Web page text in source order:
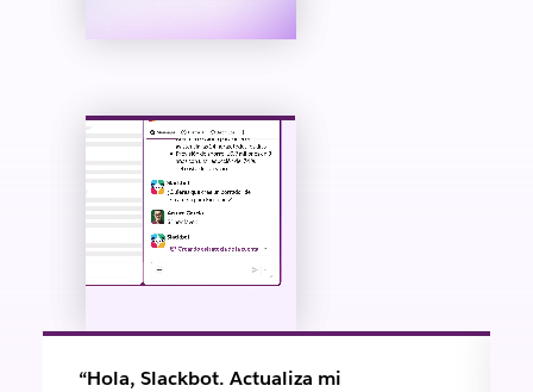
“Hola, Slackbot. Actualiza mi